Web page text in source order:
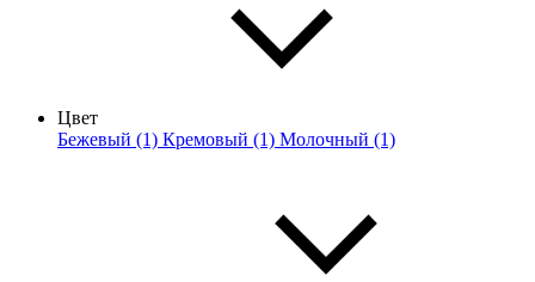
Цвет
Бежевый (1) Кремовый (1) Молочный (1)